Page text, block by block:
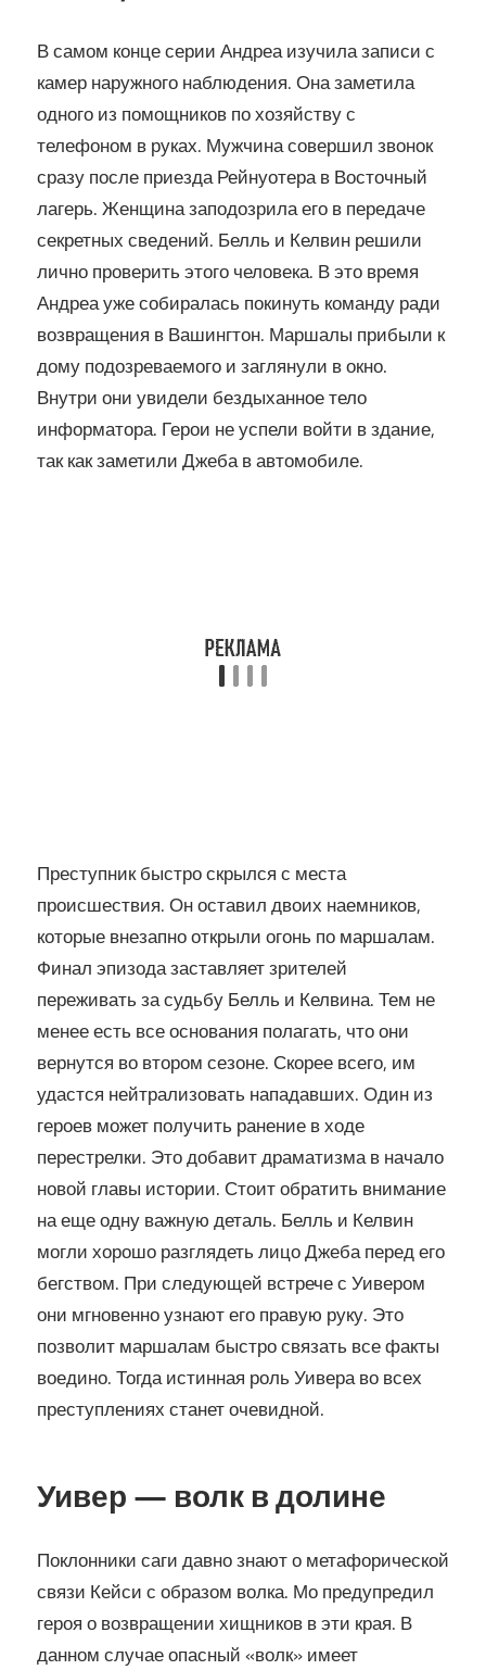
В самом конце серии Андреа изучила записи с
камер наружного наблюдения. Она заметила
одного из помощников по хозяйству с
телефоном в руках. Мужчина совершил звонок
сразу после приезда Рейнуотера в Восточный
лагерь. Женщина заподозрила его в передаче
секретных сведений. Белль и Келвин решили
лично проверить этого человека. В это время
Андреа уже собиралась покинуть команду ради
возвращения в Вашингтон. Маршалы прибыли к
дому подозреваемого и заглянули в окно.
Внутри они увидели бездыханное тело
информатора. Герои не успели войти в здание,
так как заметили Джеба в автомобиле.
Преступник быстро скрылся с места
происшествия. Он оставил двоих наемников,
которые внезапно открыли огонь по маршалам.
Финал эпизода заставляет зрителей
переживать за судьбу Белль и Келвина. Тем не
менее есть все основания полагать, что они
вернутся во втором сезоне. Скорее всего, им
удастся нейтрализовать нападавших. Один из
героев может получить ранение в ходе
перестрелки. Это добавит драматизма в начало
новой главы истории. Стоит обратить внимание
на еще одну важную деталь. Белль и Келвин
могли хорошо разглядеть лицо Джеба перед его
бегством. При следующей встрече с Уивером
они мгновенно узнают его правую руку. Это
позволит маршалам быстро связать все факты
воедино. Тогда истинная роль Уивера во всех
преступлениях станет очевидной.
Уивер — волк в долине
Поклонники саги давно знают о метафорической
связи Кейси с образом волка. Мо предупредил
героя о возвращении хищников в эти края. В
данном случае опасный «волк» имеет